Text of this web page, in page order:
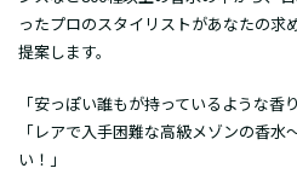
ったプロのスタイリストがあなたの求
提案します。
「安っぽい誰もが持っているような香
「レアで入手困難な高級メゾンの香
い！」